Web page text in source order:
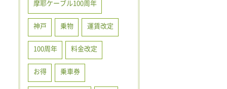
摩耶ケーブル100周年
神戸 乗物 運賃改定
100周年 料金改定
お得 乗車券